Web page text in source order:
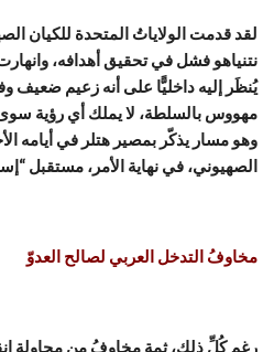
لقد قدمت الولاياتُ المتحدة للكيان
نتنياهو فشل في تحقيق أهدافه،
يُنظَر إليه داخليًّا على أنه زعيم
مهووس بالسلطة، لا يملك أي رؤية سوى
وهو مسار يذكّر بمصير هتلر في أيامه
الصهيوني، في نهاية الأمر، مستقبل
مخاوفُ التدخل العربي لصالح العدوّ
رغم كُلِّ ذلك، ثمة مخاوفُ من محاولة